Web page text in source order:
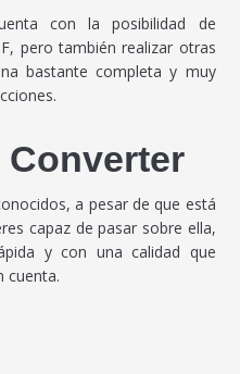
con la posibilidad de
pero también realizar otras
bastante completa y muy
Converter
a pesar de que está
capaz de pasar sobre ella,
y con una calidad que
cuenta.